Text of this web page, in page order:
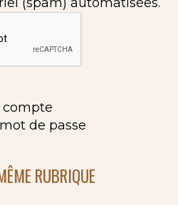
compte
de passe
RUBRIQUE